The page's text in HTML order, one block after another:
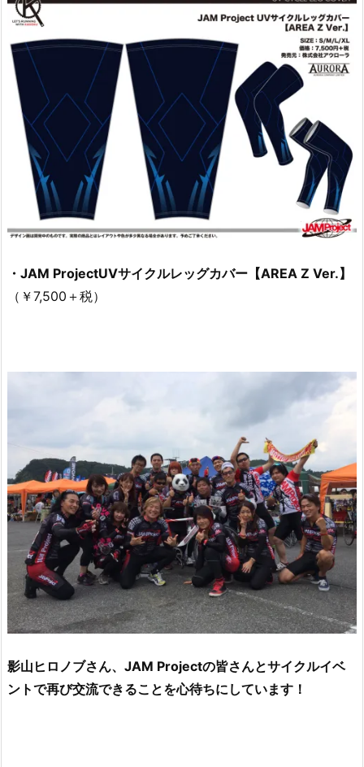
・JAM ProjectUVサイクルレッグカバー【AREA Z Ver.】
（￥7,500＋税）
影山ヒロノブさん、JAM Projectの皆さんとサイクルイベ
ントで再び交流できることを心待ちにしています！